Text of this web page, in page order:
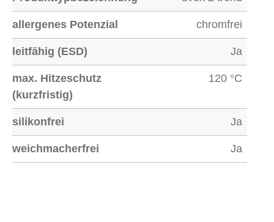
allergenes Potenzial chromfrei
leitfähig (ESD) Ja
max. Hitzeschutz
(kurzfristig)
120 °C
silikonfrei Ja
weichmacherfrei Ja